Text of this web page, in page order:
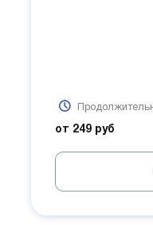
от 249 руб